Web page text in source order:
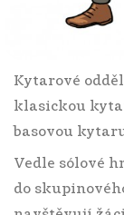
Kytarové
klasickou
basovou
Vedle sólové
do